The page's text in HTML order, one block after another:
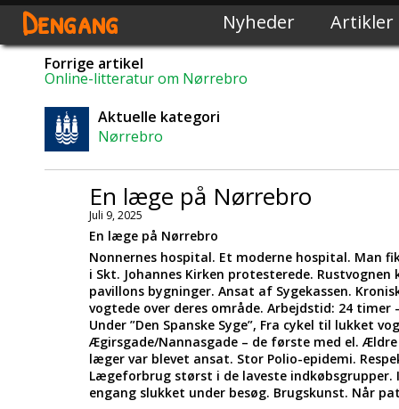
Dengang Nyheder Artikler
Forrige artikel
Online-litteratur om Nørrebro
Aktuelle kategori
Nørrebro
En læge på Nørrebro
Juli 9, 2025
En læge på Nørrebro
Nonnernes hospital. Et moderne hospital. Man
i Skt. Johannes Kirken protesterede.
pavillons bygninger. Ansat af Sygekassen.
vogtede over deres område. Arbejdstid: 24
Under ”Den Spanske Syge”, Fra cykel til lukket
Ægirsgade/Nannasgade – de første med el.
læger var blevet ansat. Stor Polio-epidemi.
Lægeforbrug størst i de laveste indkøbsgrupper.
engang slukket under besøg. Brugskunst. Når